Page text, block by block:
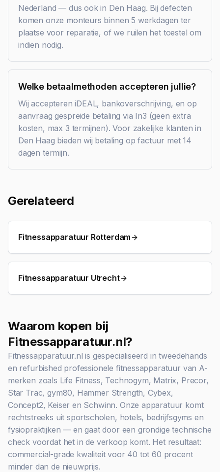
Nederland — dus ook in Den Haag. Bij defecten
komen onze monteurs binnen 5 werkdagen ter
plaatse voor reparatie, of we ruilen het toestel om
indien nodig.
Welke betaalmethoden accepteren jullie?
Wij accepteren iDEAL, bankoverschrijving, en op
aanvraag gespreide betaling via In3 (geen extra
kosten, max 3 termijnen). Voor zakelijke klanten in
Den Haag bieden wij betaling op factuur met 14
dagen termijn.
Gerelateerd
Fitnessapparatuur Rotterdam
Fitnessapparatuur Utrecht
Waarom kopen bij
Fitnessapparatuur.nl?
Fitnessapparatuur.nl is gespecialiseerd in tweedehands
en refurbished professionele fitnessapparatuur van A-
merken zoals Life Fitness, Technogym, Matrix, Precor,
Star Trac, gym80, Hammer Strength, Cybex,
Concept2, Keiser en Schwinn. Onze apparatuur komt
rechtstreeks uit sportscholen, hotels, bedrijfsgyms en
fysiopraktijken — en gaat door een grondige technische
check voordat het in de verkoop komt. Het resultaat:
commercial-grade kwaliteit voor 40 tot 60 procent
minder dan de nieuwprijs.